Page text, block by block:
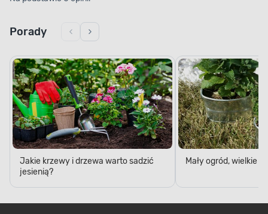
Porady
Jakie krzewy i drzewa warto sadzić
jesienią?
Mały ogród, wielkie